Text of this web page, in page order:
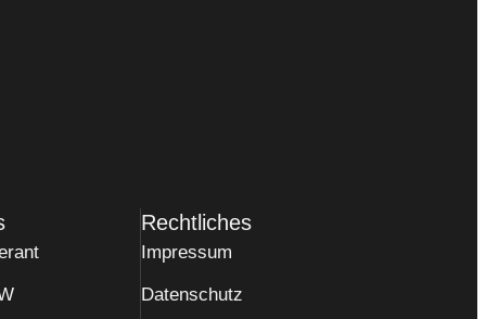
Rechtliches
Impressum
Datenschutz